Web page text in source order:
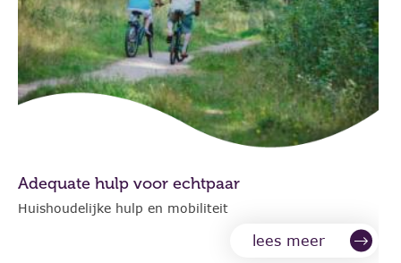
Adequate hulp voor echtpaar
Huishoudelijke hulp en mobiliteit
lees meer